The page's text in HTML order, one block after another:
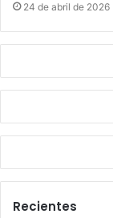
24 de abril de 2026
Recientes